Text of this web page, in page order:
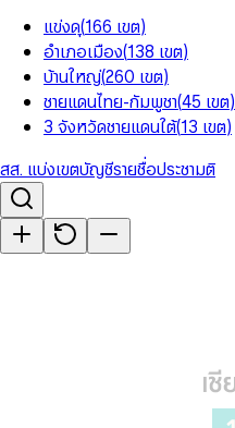
แข่งดุ(166 เขต)
อำเภอเมือง(138 เขต)
บ้านใหญ่(260 เขต)
ชายแดนไทย-กัมพูชา(45 เขต)
3 จังหวัดชายแดนใต้(13 เขต)
สส. แบ่งเขตบัญชีรายชื่อประชามติ